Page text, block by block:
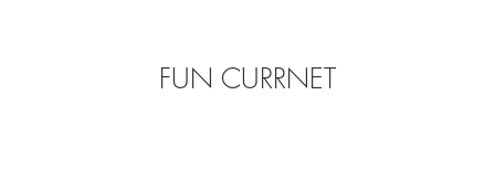
FUN CURRNET